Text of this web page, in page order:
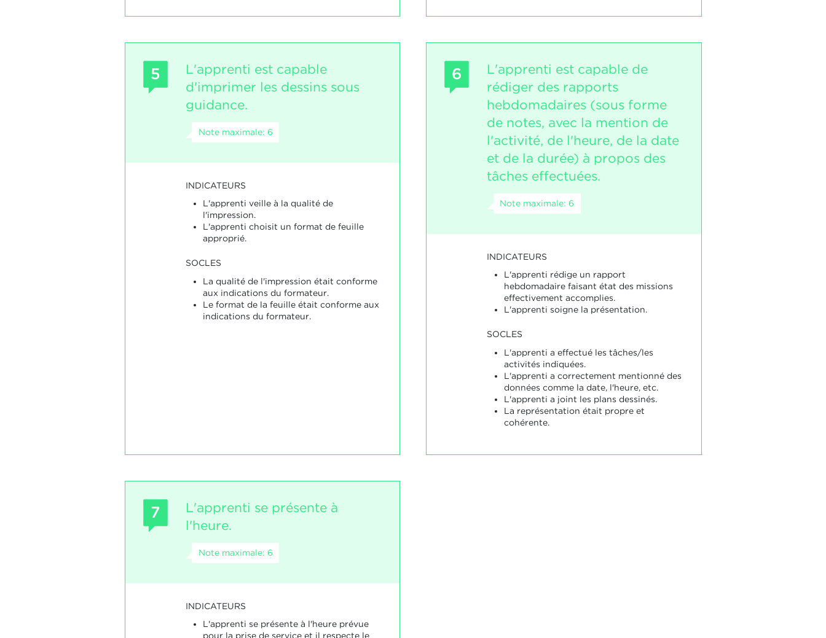
5
L'apprenti est capable
d'imprimer les dessins sous
guidance.
Note maximale: 6
INDICATEURS
L'apprenti veille à la qualité de
l'impression.
L'apprenti choisit un format de feuille
approprié.
SOCLES
La qualité de l'impression était conforme
aux indications du formateur.
Le format de la feuille était conforme aux
indications du formateur.
6
L'apprenti est capable de
rédiger des rapports
hebdomadaires (sous forme
de notes, avec la mention de
l'activité, de l'heure, de la date
et de la durée) à propos des
tâches effectuées.
Note maximale: 6
INDICATEURS
L'apprenti rédige un rapport
hebdomadaire faisant état des missions
effectivement accomplies.
L'apprenti soigne la présentation.
SOCLES
L'apprenti a effectué les tâches/les
activités indiquées.
L'apprenti a correctement mentionné des
données comme la date, l'heure, etc.
L'apprenti a joint les plans dessinés.
La représentation était propre et
cohérente.
7
L'apprenti se présente à
l'heure.
Note maximale: 6
INDICATEURS
L'apprenti se présente à l'heure prévue
pour la prise de service et il respecte le